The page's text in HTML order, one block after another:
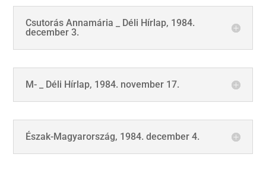
Csutorás Annamária _ Déli Hírlap, 1984.
december 3.
M- _ Déli Hírlap, 1984. november 17.
Észak-Magyarország, 1984. december 4.